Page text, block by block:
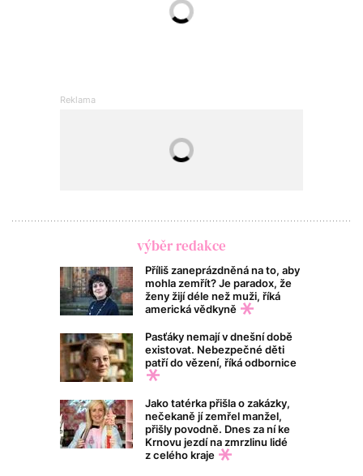
výběr redakce
Příliš zaneprázdněná na to, aby
mohla zemřít? Je paradox, že
ženy žijí déle než muži, říká
americká vědkyně
Pasťáky nemají v dnešní době
existovat. Nebezpečné děti
patří do vězení, říká odbornice
Jako tatérka přišla o zakázky,
nečekaně jí zemřel manžel,
přišly povodně. Dnes za ní ke
Krnovu jezdí na zmrzlinu lidé
z celého kraje